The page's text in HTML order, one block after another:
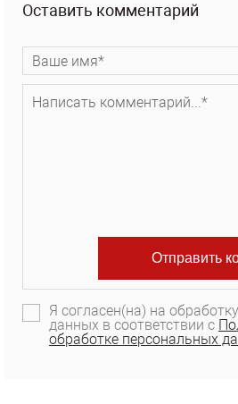
Оставить комментарий
Я согласен(на) на
данных в соответствии с
обработке персональных